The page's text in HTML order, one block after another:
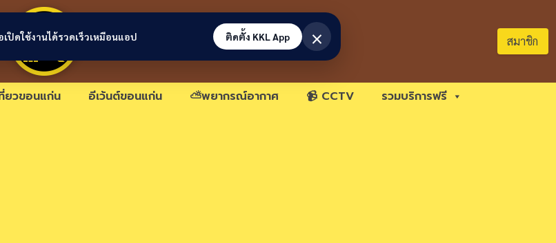
ขอนแก่นลิงก์ สมาชิก
ยวขอนแก่น อีเว้นต์ขอนแก่น ⛅พยากรณ์อากาศ 📹 CCTV รวมบริการฟรี
ปิดใช้งานได้รวดเร็วเหมือนแอป ติดตั้ง KKL App ×